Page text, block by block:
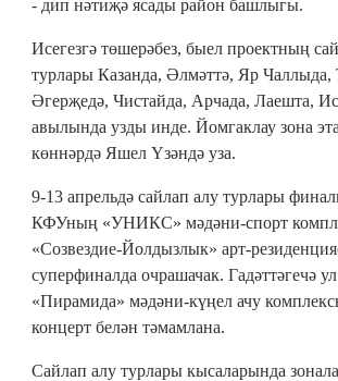
- дип нәтиҗә ясады район башлыгы.
Исегезгә төшерәбез, быел проектның
турлары Казанда, Әлмәттә, Яр Чаллыда,
Әгерҗедә, Чистайда, Арчада, Лаешта,
авылында узды инде. Йомгаклау зона
көннәрдә Яшел Үзәндә уза.
9-13 апрельдә сайлап алу турлары
КФУның «УНИКС» мәдәни-спорт
«Созвездие-Йолдызлык» арт-
суперфиналда очрашачак. Гадәттәгечә
«Пирамида» мәдәни-күңел ачу
концерт белән тәмамлана.
Сайлап алу турлары кысаларында